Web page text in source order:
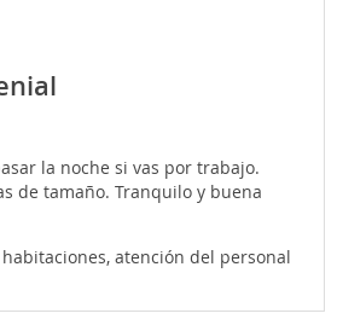
la noche si vas por trabajo.
de tamaño. Tranquilo y buena
atención del personal